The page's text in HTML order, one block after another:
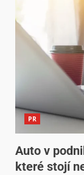
PR
Auto v
které stojí